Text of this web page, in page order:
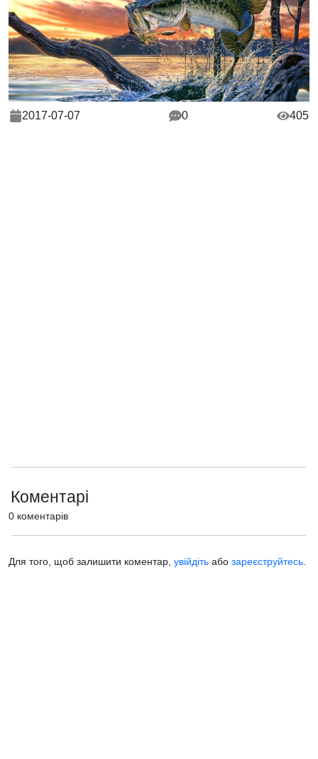
2017-07-07 0 405
Коментарі
0 коментарів
Для того, щоб залишити коментар, увійдіть або зареєструйтесь